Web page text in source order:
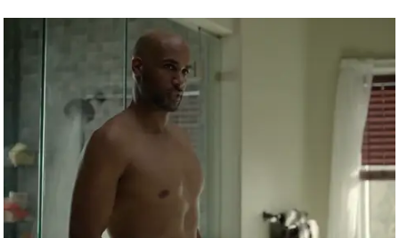
neox
Madrid
Publicado: 08 de junio de 2018, 16:18